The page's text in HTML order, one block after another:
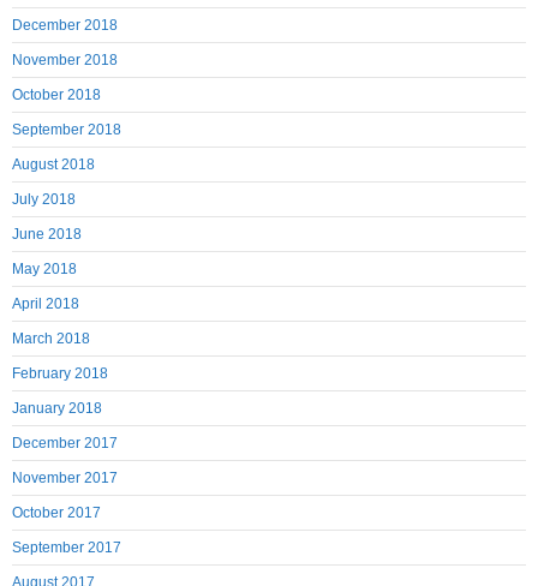
December 2018
November 2018
October 2018
September 2018
August 2018
July 2018
June 2018
May 2018
April 2018
March 2018
February 2018
January 2018
December 2017
November 2017
October 2017
September 2017
August 2017